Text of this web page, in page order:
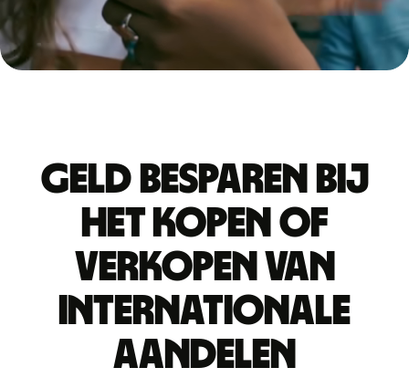
Geld besparen bij
het kopen of
verkopen van
internationale
aandelen